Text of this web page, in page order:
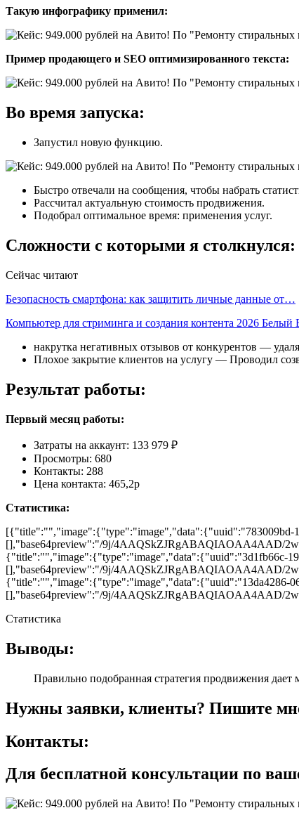
Такую инфографику применил:
Пример продающего и SEO оптимизированного текста:
Во время запуска:
Запустил новую функцию.
Быстро отвечали на сообщения, чтобы набрать
Рассчитал актуальную стоимость продвижения.
Подобрал оптимальное время: применения услуг.
Сложности с которыми я столкнулся:
Сейчас читают
Безопасность смартфона: как защитить личные данные от…
Компьютер для стриминга и создания контента 2026
накрутка негативных отзывов от конкурентов —
Плохое закрытие клиентов на услугу — Проводил
Результат работы:
Первый месяц работы:
Затраты на аккаунт: 133 979 ₽
Просмотры: 680
Контакты: 288
Цена контакта: 465,2р
Статистика:
[{"title":"","image":{"type":"image","data":{"uuid":"783009bd-
[],"base64preview":"/9j/
{"title":"","image":{"type":"image","data":{"uuid":"3d1fb66c-
[],"base64preview":"/9j/
{"title":"","image":{"type":"image","data":{"uuid":"13da4286-
[],"base64preview":"/9j/
Статистика
Выводы:
Правильно подобранная стратегия продвижения дает
Нужны заявки, клиенты? Пишите
Контакты:
Для бесплатной консультации по